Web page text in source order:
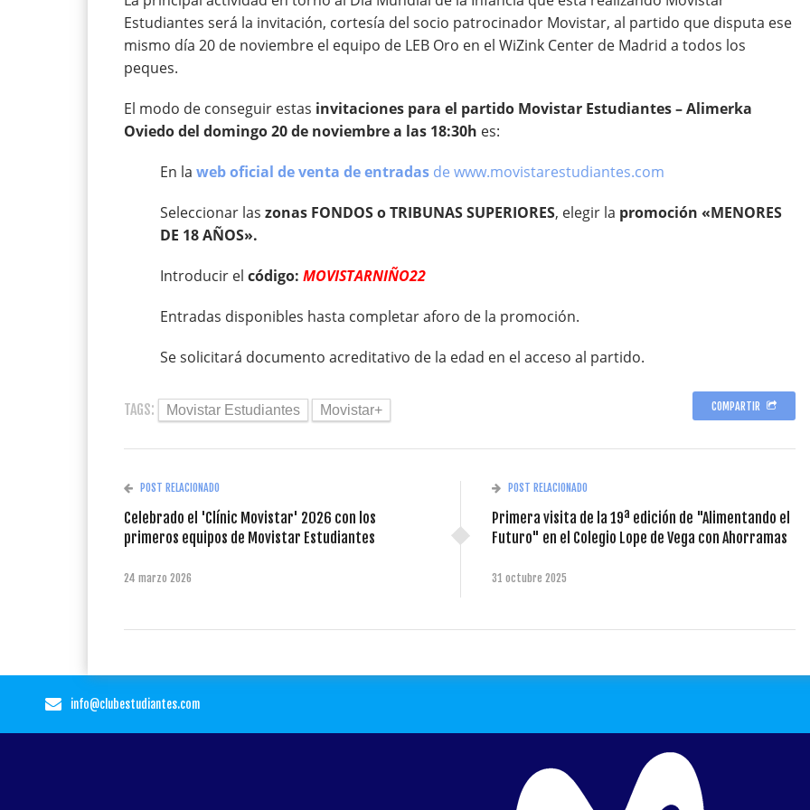
Estudiantes será la invitación, cortesía del socio patrocinador Movistar, al partido que disputa ese
mismo día 20 de noviembre el equipo de LEB Oro en el WiZink Center de Madrid a todos los
peques.
El modo de conseguir estas invitaciones para el partido Movistar Estudiantes – Alimerka
Oviedo del domingo 20 de noviembre a las 18:30h es:
En la web oficial de venta de entradas de www.movistarestudiantes.com
Seleccionar las zonas FONDOS o TRIBUNAS SUPERIORES, elegir la promoción «MENORES
DE 18 AÑOS».
Introducir el código: MOVISTARNIÑO22
Entradas disponibles hasta completar aforo de la promoción.
Se solicitará documento acreditativo de la edad en el acceso al partido.
TAGS: Movistar Estudiantes Movistar+ COMPARTIR
POST RELACIONADO
Celebrado el 'Clínic Movistar' 2026 con los
primeros equipos de Movistar Estudiantes
24 marzo 2026
POST RELACIONADO
Primera visita de la 19ª edición de "Alimentando el
Futuro" en el Colegio Lope de Vega con Ahorramas
31 octubre 2025
info@clubestudiantes.com